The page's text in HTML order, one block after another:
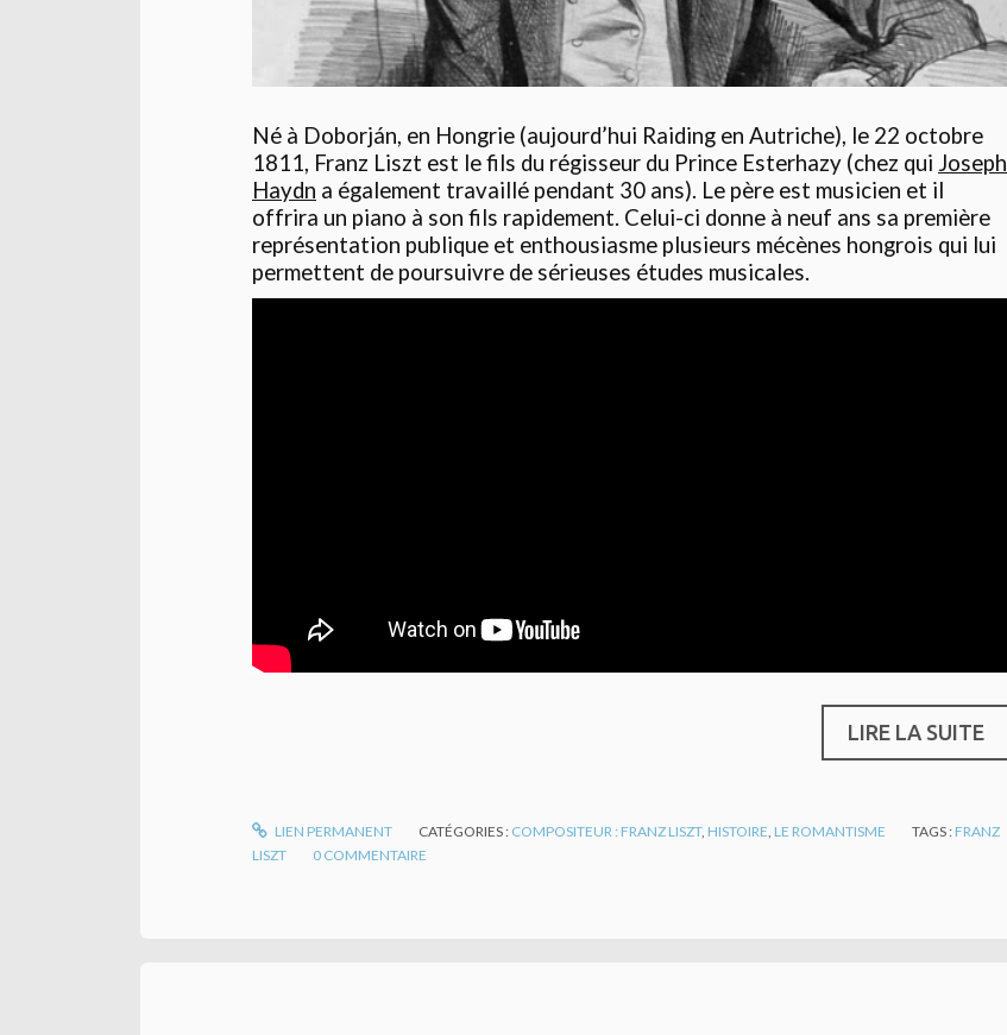
Né à Doborján, en Hongrie (aujourd’hui Raiding en Autriche), le 22 octobre
1811, Franz Liszt est le fils du régisseur du Prince Esterhazy (chez qui Joseph
Haydn a également travaillé pendant 30 ans). Le père est musicien et il
offrira un piano à son fils rapidement. Celui-ci donne à neuf ans sa première
représentation publique et enthousiasme plusieurs mécènes hongrois qui lui
permettent de poursuivre de sérieuses études musicales.
LIRE LA SUITE
LIEN PERMANENT CATÉGORIES : COMPOSITEUR : FRANZ LISZT, HISTOIRE, LE ROMANTISME TAGS : FRANZ
LISZT
0 COMMENTAIRE